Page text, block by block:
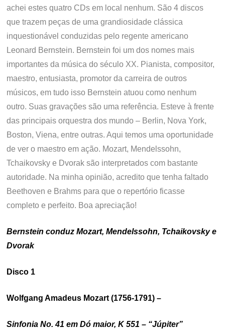
achei estes quatro CDs em local nenhum. São 4 discos
que trazem peças de uma grandiosidade clássica
inquestionável conduzidas pelo regente americano
Leonard Bernstein. Bernstein foi um dos nomes mais
importantes da música do século XX. Pianista, compositor,
maestro, entusiasta, promotor da carreira de outros
músicos, em tudo isso Bernstein atuou como nenhum
outro. Suas gravações são uma referência. Esteve à frente
das principais orquestra dos mundo – Berlin, Nova York,
Boston, Viena, entre outras. Aqui temos uma oportunidade
de ver o maestro em ação. Mozart, Mendelssohn,
Tchaikovsky e Dvorak são interpretados com bastante
autoridade. Na minha opinião, acredito que tenha faltado
Beethoven e Brahms para que o repertório ficasse
completo e perfeito. Boa apreciação!
Bernstein conduz Mozart, Mendelssohn, Tchaikovsky e
Dvorak
Disco 1
Wolfgang Amadeus Mozart (1756-1791) –
Sinfonia No. 41 em Dó maior, K 551 – “Júpiter”